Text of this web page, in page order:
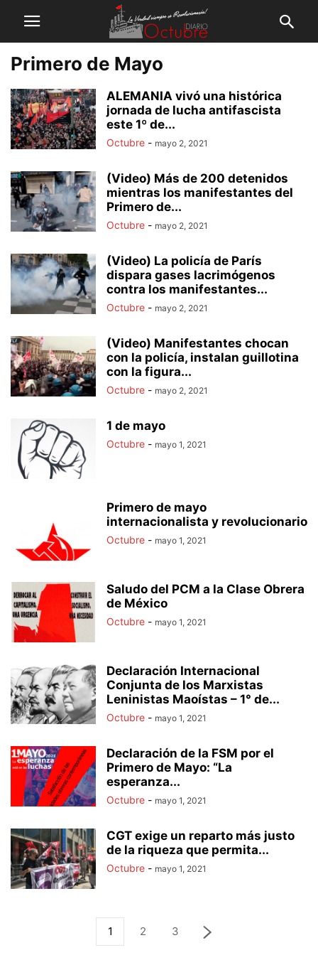
Primero de Mayo
ALEMANIA vivó una histórica
jornada de lucha antifascista
este 1º de...
Octubre - mayo 2, 2021
(Video) Más de 200 detenidos
mientras los manifestantes del
Primero de...
Octubre - mayo 2, 2021
(Video) La policía de París
dispara gases lacrimógenos
contra los manifestantes...
Octubre - mayo 2, 2021
(Video) Manifestantes chocan
con la policía, instalan guillotina
con la figura...
Octubre - mayo 2, 2021
1 de mayo
Octubre - mayo 1, 2021
Primero de mayo
internacionalista y revolucionario
Octubre - mayo 1, 2021
Saludo del PCM a la Clase Obrera
de México
Octubre - mayo 1, 2021
Declaración Internacional
Conjunta de los Marxistas
Leninistas Maoístas – 1° de...
Octubre - mayo 1, 2021
Declaración de la FSM por el
Primero de Mayo: “La
esperanza...
Octubre - mayo 1, 2021
CGT exige un reparto más justo
de la riqueza que permita...
Octubre - mayo 1, 2021
1 2 3